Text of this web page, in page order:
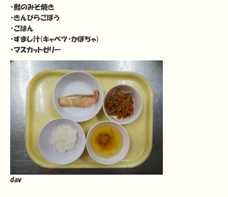
・鮭のみそ焼き
・きんぴらごぼう
・ごはん
・すまし汁(キャベツ・かぼちゃ)
・マスカットゼリー
dav